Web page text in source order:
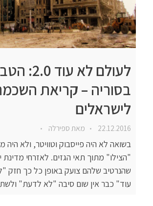
לעולם לא עוד
בסוריה – קריאת
לישראלים
22.12.2016 מאתספירלה
בשואה לא היה פייסבוק וטוויטר, ולא היה
"הצילו" מתוך תאי הגזים. לאזרחי מדינת
שהנרטיב שלהם צועק באופן כל כך חזק
עוד" כבר אין שום סיבה "לא לדעת"